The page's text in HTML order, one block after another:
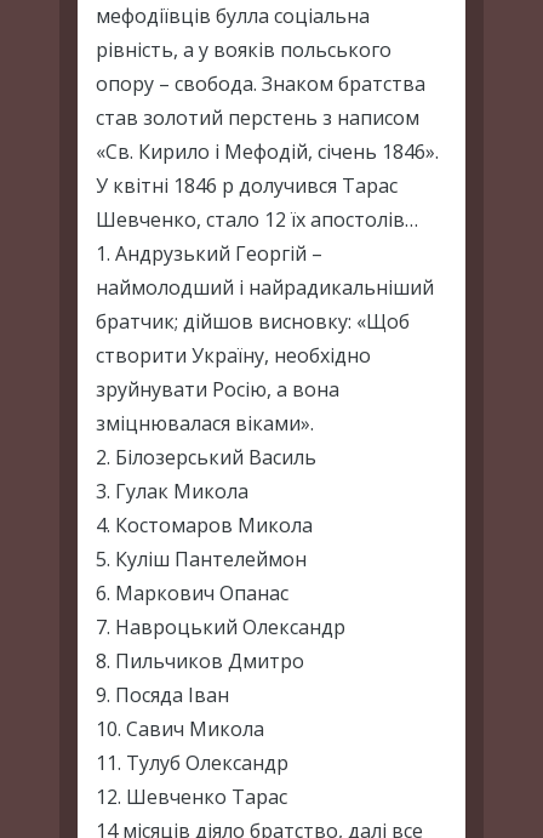
мефодіївців булла соціальна
рівність, а у вояків польського
опору – свобода. Знаком братства
став золотий перстень з написом
«Св. Кирило і Мефодій, січень 1846».
У квітні 1846 р долучився Тарас
Шевченко, стало 12 їх апостолів…
1. Андрузький Георгій –
наймолодший і найрадикальніший
братчик; дійшов висновку: «Щоб
створити Україну, необхідно
зруйнувати Росію, а вона
зміцнювалася віками».
2. Білозерський Василь
3. Гулак Микола
4. Костомаров Микола
5. Куліш Пантелеймон
6. Маркович Опанас
7. Навроцький Олександр
8. Пильчиков Дмитро
9. Посяда Іван
10. Савич Микола
11. Тулуб Олександр
12. Шевченко Тарас
14 місяців діяло братство, далі все